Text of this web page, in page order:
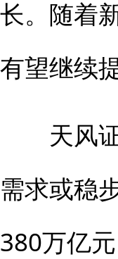
长。随着
有望继续
天风证
需求或稳
380万亿元